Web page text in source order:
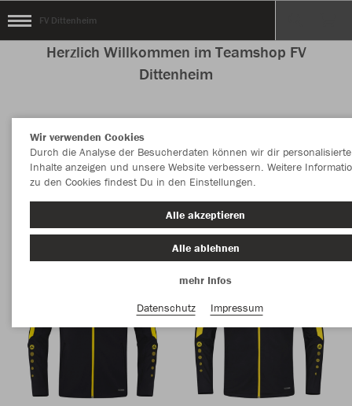
FV Dittenheim
Herzlich Willkommen im Teamshop FV
Dittenheim
Nachhaltig Farbe
Wir verwenden Cookies
Durch die Analyse der Besucherdaten können wir dir personalisierte
Inhalte anzeigen und unsere Website verbessern. Weitere
zu den Cookies findest Du in den Einstellungen.
Alle akzeptieren
Alle ablehnen
mehr Infos
Datenschutz
Impressum